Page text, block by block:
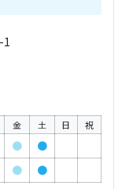
1
金 土 日 祝
●
●
● ●